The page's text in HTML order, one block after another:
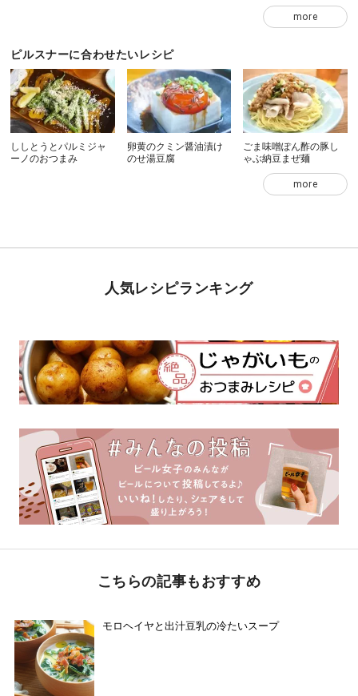
more
ピルスナーに合わせたいレシピ
ししとうとパルミジャ
ーノのおつまみ
卵黄のクミン醤油漬け
のせ湯豆腐
ごま味噌ぽん酢の豚し
ゃぶ納豆まぜ麺
more
人気レシピランキング
こちらの記事もおすすめ
モロヘイヤと出汁豆乳の冷たいスープ